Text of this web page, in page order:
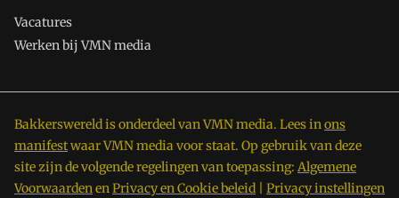
Vacatures
Werken bij VMN media
Bakkerswereld is onderdeel van VMN media. Lees inons
manifestwaar VMN media voor staat. Op gebruik van deze
site zijn de volgende regelingen van toepassing: Algemene
VoorwaardenenPrivacy en Cookie beleid Privacy instellingen